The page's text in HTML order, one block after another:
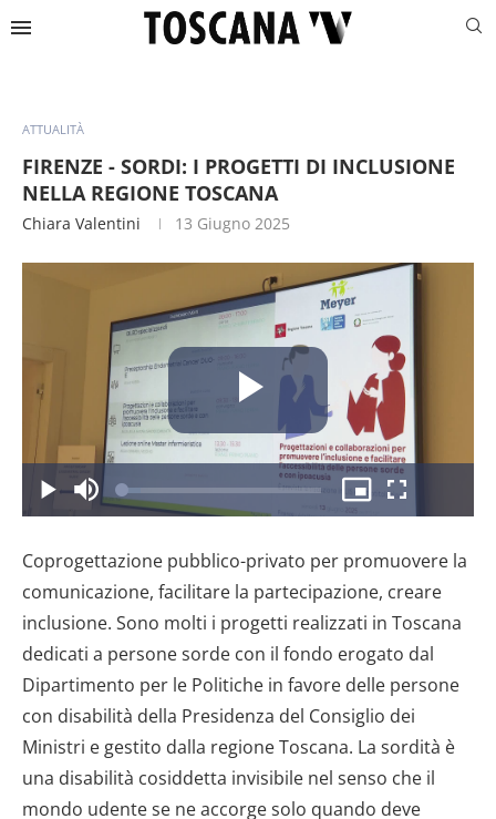
ATTUALITÀ
FIRENZE - SORDI: I PROGETTI DI INCLUSIONE
NELLA REGIONE TOSCANA
Chiara Valentini 13 Giugno 2025
il
video
PlayDisattiva
l’audio
Caricato:
9.30%
Picture-
in-
Schermo
intero
Coprogettazione pubblico-privato per promuovere la
comunicazione, facilitare la partecipazione, creare
inclusione. Sono molti i progetti realizzati in Toscana
dedicati a persone sorde con il fondo erogato dal
Dipartimento per le Politiche in favore delle persone
con disabilità della Presidenza del Consiglio dei
Ministri e gestito dalla regione Toscana. La sordità è
una disabilità cosiddetta invisibile nel senso che il
mondo udente se ne accorge solo quando deve